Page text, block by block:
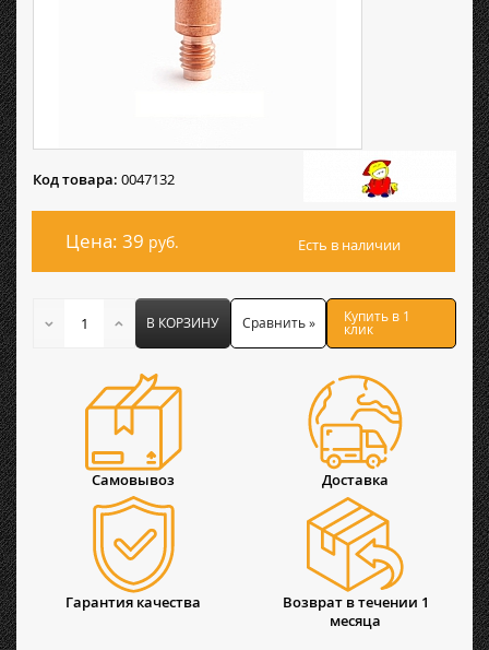
Код товара: 0047132
Цена: 39 руб. Есть в наличии
В КОРЗИНУ Сравнить » Купить в 1
клик
Самовывоз Доставка
Гарантия качества
Возврат в течении 1
месяца